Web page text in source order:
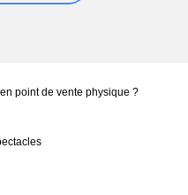
point de vente physique ?